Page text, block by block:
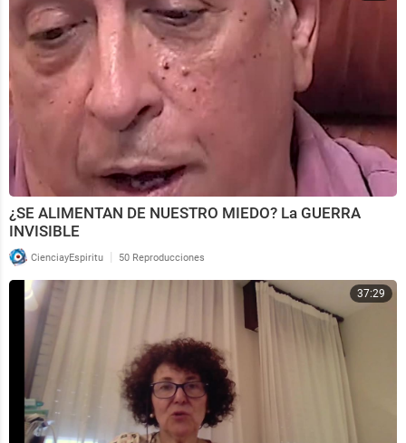
¿SE ALIMENTAN DE NUESTRO MIEDO? La GUERRA
INVISIBLE
CienciayEspiritu | 50 Reproducciones
37:29